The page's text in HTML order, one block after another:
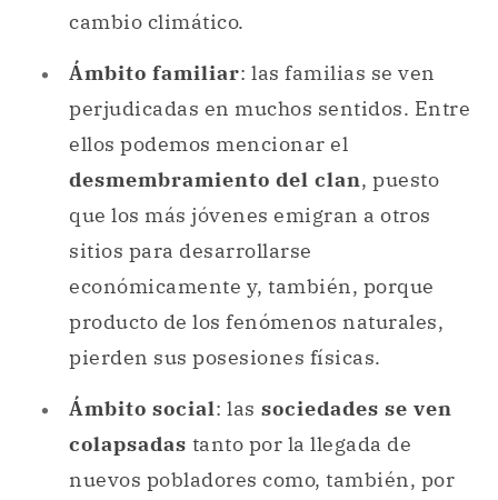
cambio climático.
Ámbito familiar: las familias se ven
perjudicadas en muchos sentidos. Entre
ellos podemos mencionar el
desmembramiento del clan, puesto
que los más jóvenes emigran a otros
sitios para desarrollarse
económicamente y, también, porque
producto de los fenómenos naturales,
pierden sus posesiones físicas.
Ámbito social: las sociedades se ven
colapsadas tanto por la llegada de
nuevos pobladores como, también, por